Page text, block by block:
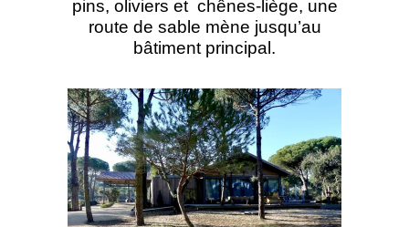
pins, oliviers et chênes-liège, une
route de sable mène jusqu’au
bâtiment principal.